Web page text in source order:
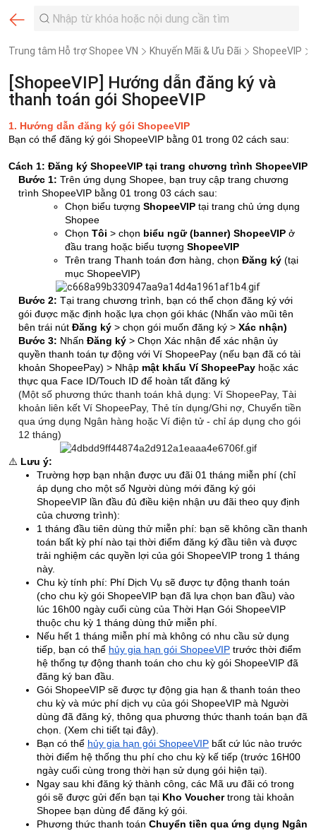
Trung tâm Hỗ trợ Shopee VN Khuyến Mãi & Ưu Đãi ShopeeVIP
[ShopeeVIP] Hướng dẫn đăng ký và
thanh toán gói ShopeeVIP
1. Hướng dẫn đăng ký gói ShopeeVIP
Bạn có thể đăng ký gói ShopeeVIP bằng 01 trong 02 cách sau:
Cách 1: Đăng ký ShopeeVIP tại trang chương trình ShopeeVIP
Bước 1: Trên ứng dụng Shopee, bạn truy cập trang chương
trình ShopeeVIP bằng 01 trong 03 cách sau:
Chọn biểu tượng ShopeeVIP tại trang chủ ứng dụng
Shopee
Chọn Tôi > chọn biểu ngữ (banner) ShopeeVIP ở
đầu trang hoặc biểu tượng ShopeeVIP
Trên trang Thanh toán đơn hàng, chọn Đăng ký (tại
mục ShopeeVIP)
Bước 2: Tại trang chương trình, bạn có thể chọn đăng ký với
gói được mặc định hoặc lựa chọn gói khác (Nhấn vào mũi tên
bên trái nút Đăng ký > chọn gói muốn đăng ký > Xác nhận)
Bước 3: Nhấn Đăng ký > Chọn Xác nhận để xác nhận ủy
quyền thanh toán tự động với Ví ShopeePay (nếu bạn đã có tài
khoản ShopeePay) > Nhập mật khẩu Ví ShopeePay hoặc xác
thực qua Face ID/Touch ID để hoàn tất đăng ký
(Một số phương thức thanh toán khả dụng: Ví ShopeePay, Tài
khoản liên kết Ví ShopeePay, Thẻ tín dụng/Ghi nợ, Chuyển tiền
qua ứng dụng Ngân hàng hoặc Ví điện tử - chỉ áp dụng cho gói
12 tháng)
⚠️ Lưu ý:
Trường hợp bạn nhận được ưu đãi 01 tháng miễn phí (chỉ
áp dụng cho một số Người dùng mới đăng ký gói
ShopeeVIP lần đầu đủ điều kiện nhận ưu đãi theo quy định
của chương trình):
1 tháng đầu tiên dùng thử miễn phí: bạn sẽ không cần thanh
toán bất kỳ phí nào tại thời điểm đăng ký đầu tiên và được
trải nghiệm các quyền lợi của gói ShopeeVIP trong 1 tháng
này.
Chu kỳ tính phí: Phí Dịch Vụ sẽ được tự động thanh toán
(cho chu kỳ gói ShopeeVIP bạn đã lựa chọn ban đầu) vào
lúc 16h00 ngày cuối cùng của Thời Hạn Gói ShopeeVIP
thuộc chu kỳ 1 tháng dùng thử miễn phí.
Nếu hết 1 tháng miễn phí mà không có nhu cầu sử dụng
tiếp, bạn có thể hủy gia hạn gói ShopeeVIP trước thời điểm
hệ thống tự động thanh toán cho chu kỳ gói ShopeeVIP đã
đăng ký ban đầu.
Gói ShopeeVIP sẽ được tự động gia hạn & thanh toán theo
chu kỳ và mức phí dịch vụ của gói ShopeeVIP mà Người
dùng đã đăng ký, thông qua phương thức thanh toán bạn đã
chọn. (Xem chi tiết tại đây).
Bạn có thể hủy gia hạn gói ShopeeVIP bất cứ lúc nào trước
thời điểm hệ thống thu phí cho chu kỳ kế tiếp (trước 16H00
ngày cuối cùng trong thời hạn sử dụng gói hiện tại).
Ngay sau khi đăng ký thành công, các Mã ưu đãi có trong
gói sẽ được gửi đến bạn tại Kho Vouchertrong tài khoản
Shopee bạn dùng để đăng ký gói.
Phương thức thanh toán Chuyển tiền qua ứng dụng Ngân